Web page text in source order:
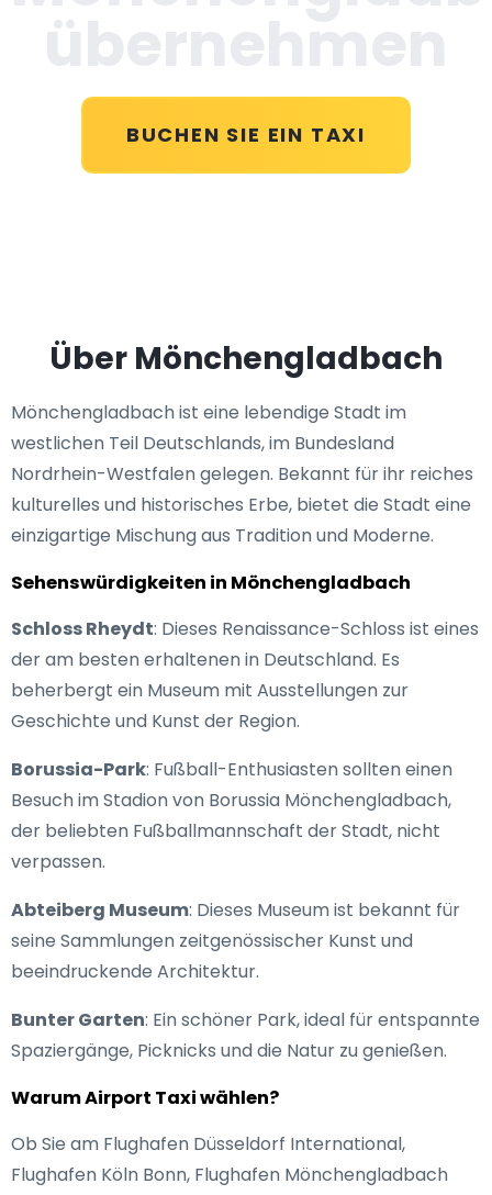
BUCHEN SIE EIN TAXI
Über Mönchengladbach
Mönchengladbach ist eine lebendige Stadt im
westlichen Teil Deutschlands, im Bundesland
Nordrhein-Westfalen gelegen. Bekannt für ihr reiches
kulturelles und historisches Erbe, bietet die Stadt eine
einzigartige Mischung aus Tradition und Moderne.
Sehenswürdigkeiten in Mönchengladbach
Schloss Rheydt: Dieses Renaissance-Schloss ist eines
der am besten erhaltenen in Deutschland. Es
beherbergt ein Museum mit Ausstellungen zur
Geschichte und Kunst der Region.
Borussia-Park: Fußball-Enthusiasten sollten einen
Besuch im Stadion von Borussia Mönchengladbach,
der beliebten Fußballmannschaft der Stadt, nicht
verpassen.
Abteiberg Museum: Dieses Museum ist bekannt für
seine Sammlungen zeitgenössischer Kunst und
beeindruckende Architektur.
Bunter Garten: Ein schöner Park, ideal für entspannte
Spaziergänge, Picknicks und die Natur zu genießen.
Warum Airport Taxi wählen?
Ob Sie am Flughafen Düsseldorf International,
Flughafen Köln Bonn, Flughafen Mönchengladbach